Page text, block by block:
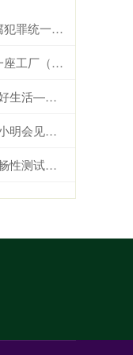
宏益配资官网 5月新法新规：公私贪腐犯罪统一量刑标准，殡葬收费必须明码标价
金铺子配资官网 一间诊所 一方讲台 一座工厂（侨界关注）
智富配资官网 出海的是商品，更是美好生活——“中国制造”的全球新叙事
东英配资 海南省委书记冯飞、省长刘小明会见巴基斯坦总统扎尔达里
牛客栈策略平台 安抚奶嘴中透气孔通畅性测试，第三方检测机构